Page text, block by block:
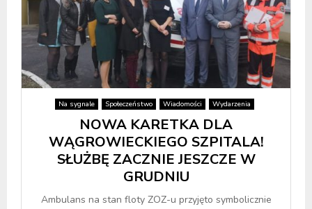
Na sygnale Społeczeństwo Wiadomości Wydarzenia
NOWA KARETKA DLA
WĄGROWIECKIEGO SZPITALA!
SŁUŻBĘ ZACZNIE JESZCZE W
GRUDNIU
Ambulans na stan floty ZOZ-u przyjęto symbolicznie